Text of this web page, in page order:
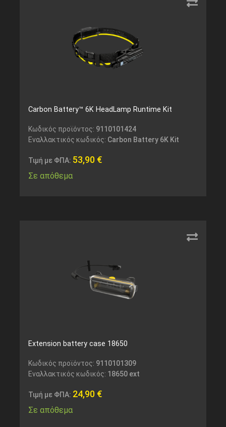
Carbon Battery™ 6K HeadLamp Runtime Kit
Κωδικός προϊόντος: 9110101424
Εναλλακτικός κωδικός: Carbon Battery 6K Kit
Τιμή με ΦΠΑ: 53,90 €
Σε απόθεμα
Extension battery case 18650
Κωδικός προϊόντος: 9110101309
Εναλλακτικός κωδικός: 18650 ext
Τιμή με ΦΠΑ: 24,90 €
Σε απόθεμα